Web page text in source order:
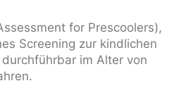
for Prescoolers),
Screening zur kindlichen
im Alter von